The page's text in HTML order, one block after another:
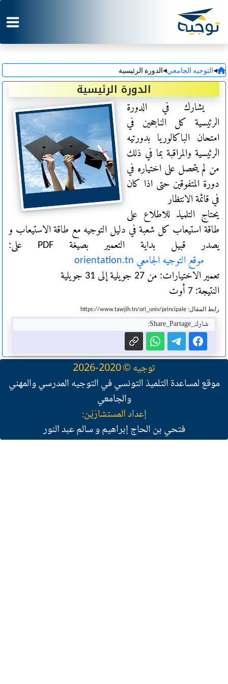
◂التوجيه الجامعي◂الدورة الرئيسية
الدورة الرئيسية
يشارك في الدورة
الرئيسية كل الناجحين في
امتحان الباكالوريا بدورتيه
الرئيسية والمراقبة بما في ذلك
من لم يتحصل على اختياره في
دورة المتفوقين حتى اذا كان
في قائمة الانتظار
يحتاج التلميذ للاطلاع على
طاقة استيعاب كل شعبة في دليل التوجيه مع طاقة الاستيعاب و
يصدر قبيل بداية التعمير بصيغة PDF على:
موقع التوجيه الجامعي orientation.tn
تعمير الاختيارات: من 27 جويلية إلى 31 جويلية
النتيجة: 7 أوت
رابط المقال: https://www.tawjih.tn/ori_univ/principale
شارك_Share_Partage:
توجيه © 2020-2026
موقع لمساعدة التلميذ التونسي في التوجيه المدرسي والمهني
والجامعي
إعداد المستشارَيْن:
فتحي بن الحاج إبراهيم و سالم عبد النور